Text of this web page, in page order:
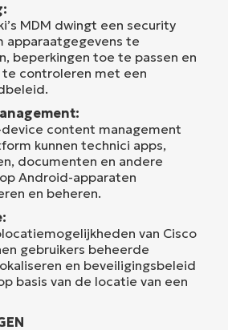
MDM dwingt een security
apparaatgegevens te
beperkingen toe te passen en
controleren met een
content management
kunnen technici apps,
documenten en andere
Android-apparaten
en beheren.
van Cisco
gebruikers beheerde
en beveiligingsbeleid
basis van de locatie van een